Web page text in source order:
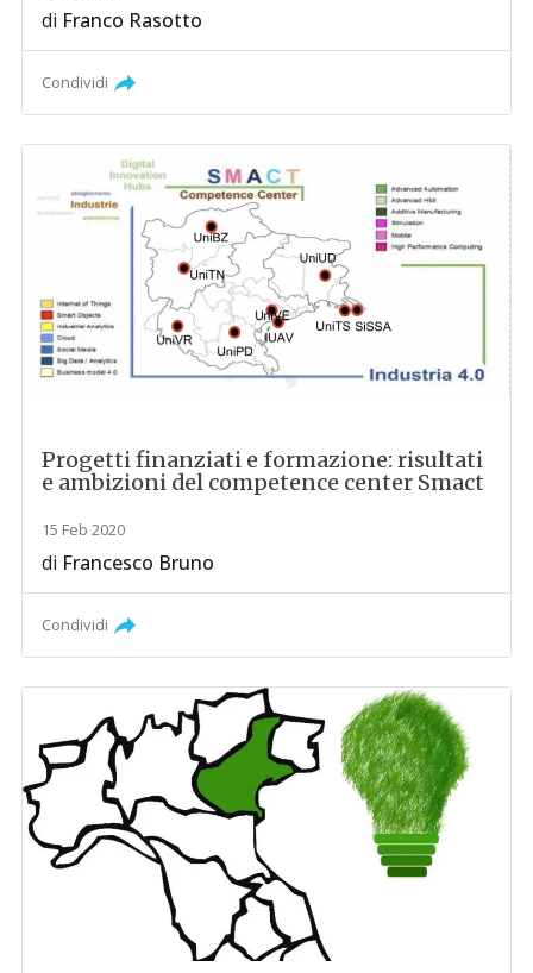
di Franco Rasotto
Condividi
Progetti finanziati e formazione: risultati
e ambizioni del competence center Smact
15 Feb 2020
di Francesco Bruno
Condividi